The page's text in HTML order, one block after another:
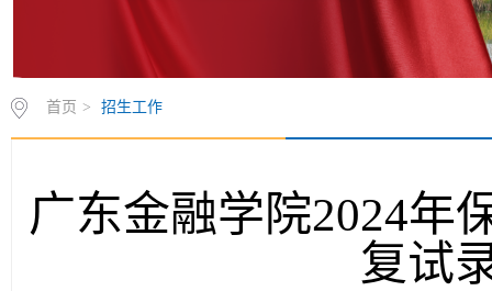
首页 > 招生工作
广东金融学院2024年
复试